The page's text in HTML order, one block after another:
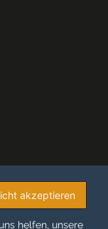
akzeptieren
helfen, unsere